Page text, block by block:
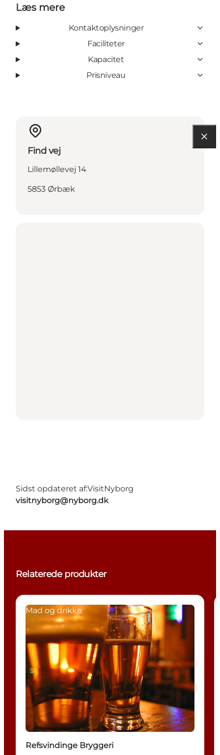
Læs mere
Kontaktoplysninger
Faciliteter
Kapacitet
Prisniveau
Find vej
Lillemøllevej 14
5853 Ørbæk
Sidst opdateret af:VisitNyborg
visitnyborg@nyborg.dk
Relaterede produkter
Mad og drikke
Refsvindinge Bryggeri